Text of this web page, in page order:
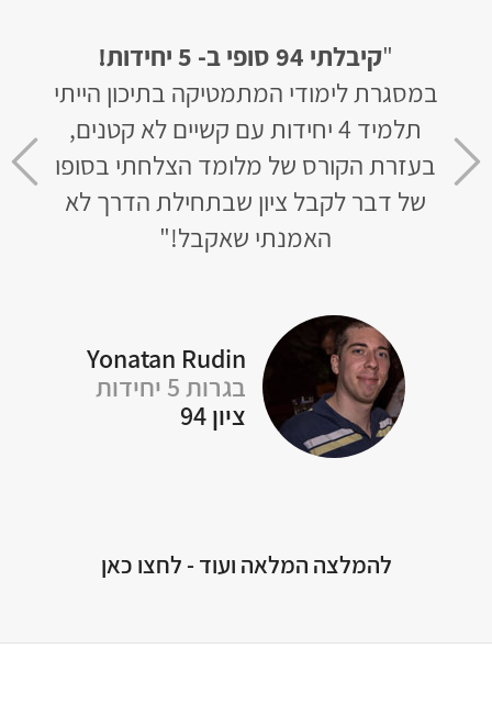
"קיבלתי 94 סופי ב- 5 יחידות!
במסגרת לימודי המתמטיקה בתיכון הייתי
תלמיד 4 יחידות עם קשיים לא קטנים,
בעזרת הקורס של מלומד הצלחתי בסופו
של דבר לקבל ציון שבתחילת הדרך לא
האמנתי שאקבל!"
Yonatan Rudin
בגרות 5 יחידות
ציון 94
למידה קיבלתי 93
להמלצה המלאה ועוד - לחצו כאן